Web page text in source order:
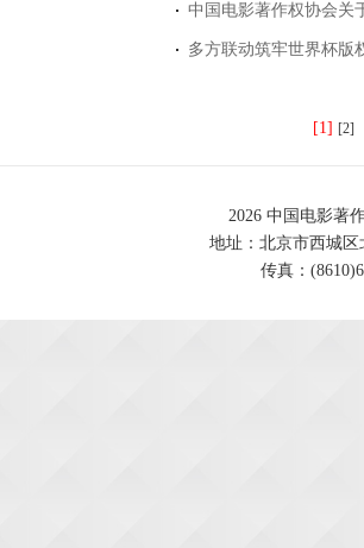
中国电影著作权协会关
多方联动筑牢世界杯
[1] [2]
2026 中国电影著
地址：北京市西城区
传真：